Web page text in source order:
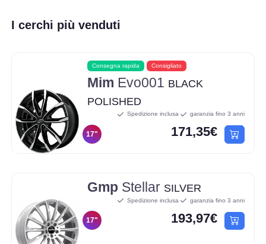
I cerchi più venduti
Consegna rapida Consigliato
Mim Evo001 BLACK
POLISHED
17"
Spedizione inclusa garanzia fino 3 anni
171,35€
Gmp Stellar SILVER
17"
Spedizione inclusa garanzia fino 3 anni
193,97€